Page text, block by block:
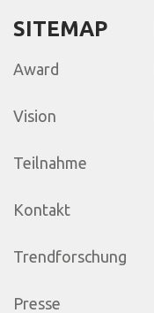
SITEMAP
Award
Vision
Teilnahme
Kontakt
Trendforschung
Presse